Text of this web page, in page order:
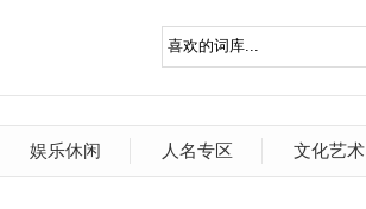
娱乐休闲 人名专区 文化艺术